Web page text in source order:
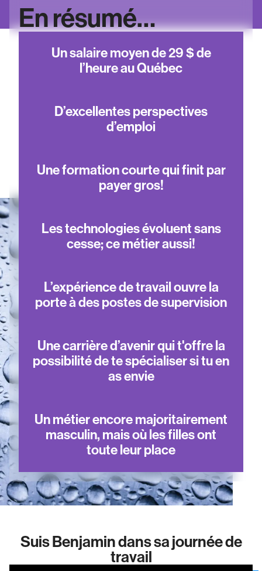
En résumé…
Un salaire moyen de 29 $ de
l’heure au Québec
D’excellentes perspectives
d’emploi
Une formation courte qui finit par
payer gros!
Les technologies évoluent sans
cesse; ce métier aussi!
L’expérience de travail ouvre la
porte à des postes de supervision
Une carrière d’avenir qui t'offre la
possibilité de te spécialiser si tu en
as envie
Un métier encore majoritairement
masculin, mais où les filles ont
toute leur place
Suis Benjamin dans sa journée de
travail